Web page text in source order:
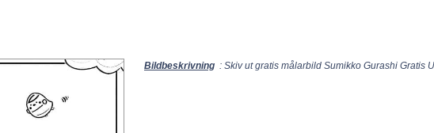
Bildbeskrivning : Skiv ut gratis målarbild Sumikko Gurashi Gratis